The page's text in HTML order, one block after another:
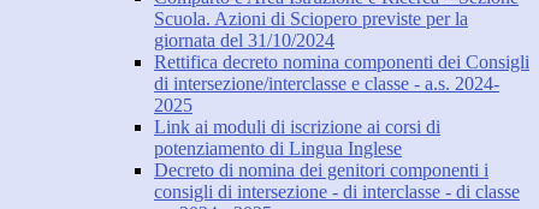
Scuola. Azioni di Sciopero previste per la
giornata del 31/10/2024
Rettifica decreto nomina componenti dei Consigli
di intersezione/interclasse e classe - a.s. 2024-
2025
Link ai moduli di iscrizione ai corsi di
potenziamento di Lingua Inglese
Decreto di nomina dei genitori componenti i
consigli di intersezione - di interclasse - di classe